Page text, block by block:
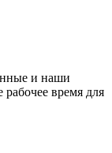
и наши
время для